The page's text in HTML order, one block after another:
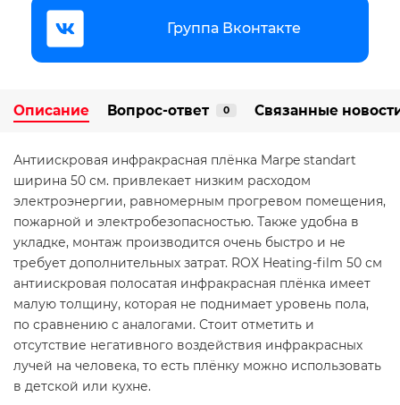
Группа Вконтакте
Описание Вопрос-ответ 0 Связанные
Антиискровая инфракрасная плёнка Marpe standart
ширина 50 см. привлекает низким расходом
электроэнергии, равномерным прогревом помещения,
пожарной и электробезопасностью. Также удобна в
укладке, монтаж производится очень быстро и не
требует дополнительных затрат. ROX Heating-film 50 см
антиискровая полосатая инфракрасная плёнка имеет
малую толщину, которая не поднимает уровень пола,
по сравнению с аналогами. Стоит отметить и
отсутствие негативного воздействия инфракрасных
лучей на человека, то есть плёнку можно использовать
в детской или кухне.